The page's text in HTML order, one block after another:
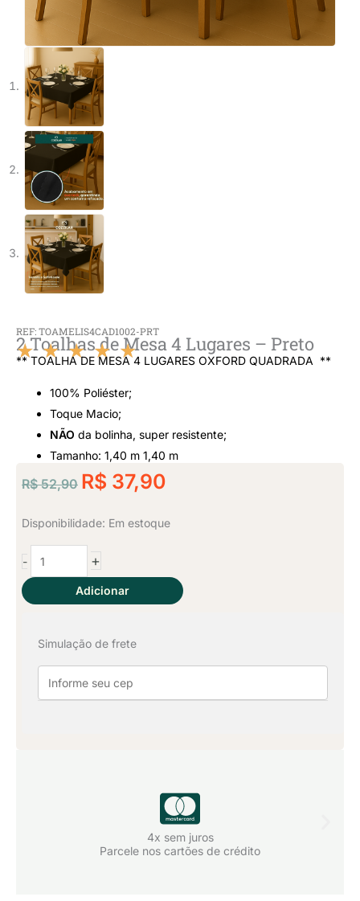
REF: TOAMELIS4CAD1002-PRT
2 Toalhas de Mesa 4 Lugares – Preto
★ ★ ★ ★ ★
Classificado
5
de
5
** TOALHA DE MESA 4 LUGARES OXFORD QUADRADA **
100% Poliéster;
Toque Macio;
NÃO da bolinha, super resistente;
Tamanho: 1,40 m 1,40 m
R$52,90
O
original
era:
R$ 52,90.
R$ 37,90
atual
Disponibilidade: Em estoque
-
2
Toalhas
de
4
Preto
quantidade
+
Adicionar
Simulação de frete
4x sem juros
Parcele nos cartões de crédito